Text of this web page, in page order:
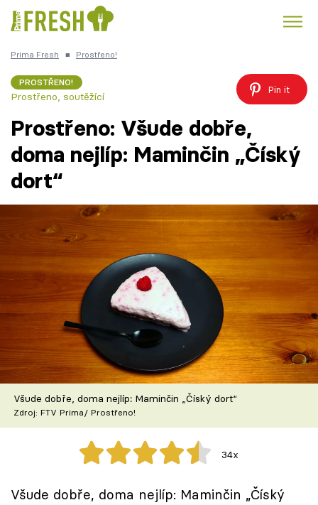
Česká kuchyně
Témata
Recepty
Články
TV Program
Škola vaření
Recepty z TV
Speciál: Cuketa
Těhotnej kuchař
Prima Fresh ■ Prostřeno!
PROSTŘENO!
Prostřeno, soutěžící
Pin it
Prostřeno: Všude dobře,
doma nejlíp: Maminčin „Číský
dort“
Všude dobře, doma nejlíp: Maminčin „Číský dort“
Zdroj: FTV Prima/ Prostřeno!
34x
Všude dobře, doma nejlíp: Maminčin „Číský